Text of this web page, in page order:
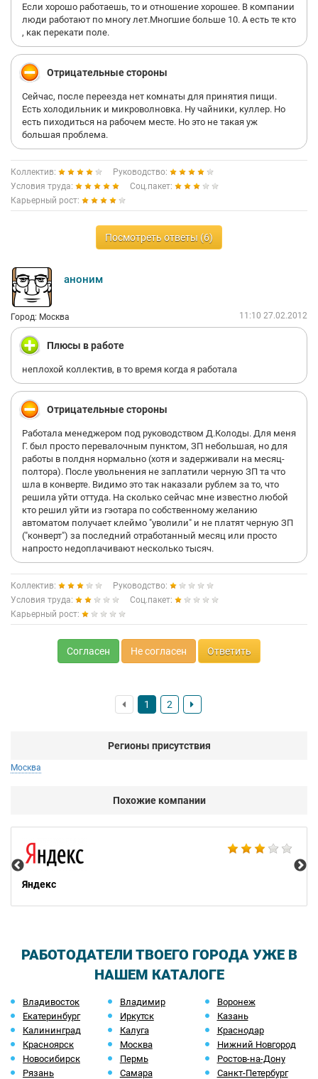
Если хорошо работаешь, то и отношение хорошее. В компании
люди работают по многу лет.Многшие больше 10. А есть те кто
, как перекати поле.
Отрицательные стороны
Сейчас, после переезда нет комнаты для принятия пищи.
Есть холодильник и микроволновка. Ну чайники, куллер. Но
есть пиходиться на рабочем месте. Но это не такая уж
большая проблема.
Коллектив:
Руководство:
Условия труда:
Соц.пакет:
Карьерный рост:
Посмотреть ответы (6)
аноним
Город: Москва 11:10 27.02.2012
Плюсы в работе
неплохой коллектив, в то время когда я работала
Отрицательные стороны
Работала менеджером под руководством Д.Колоды. Для меня
Г. был просто перевалочным пунктом, ЗП небольшая, но для
работы в полдня нормально (хотя и задерживали на месяц-
полтора). После увольнения не заплатили черную ЗП та что
шла в конверте. Видимо это так наказали рублем за то, что
решила уйти оттуда. На сколько сейчас мне известно любой
кто решил уйти из гэотара по собственному желанию
автоматом получает клеймо "уволили" и не платят черную ЗП
("конверт") за последний отработанный месяц или просто
напросто недоплачивают несколько тысяч.
Коллектив:
Руководство:
Условия труда:
Соц.пакет:
Карьерный рост:
Согласен Не согласен Ответить
1 2
Регионы присутствия
Москва
Похожие компании
Яндекс
РАБОТОДАТЕЛИ ТВОЕГО ГОРОДА УЖЕ В
НАШЕМ КАТАЛОГЕ
Владивосток Владимир
Воронеж
Екатеринбург
Иркутск
Казань
Калининград
Калуга
Краснодар
Красноярск
Москва
Нижний Новгород
Новосибирск
Пермь
Ростов-на-Дону
Рязань
Самара Санкт-Петербург